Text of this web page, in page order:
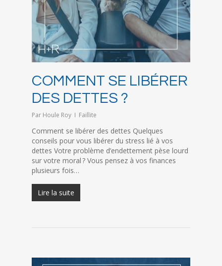
COMMENT SE LIBÉRER
DES DETTES ?
Par Houle Roy Faillite
Comment se libérer des dettes Quelques
conseils pour vous libérer du stress lié à vos
dettes Votre problème d’endettement pèse lourd
sur votre moral ? Vous pensez à vos finances
plusieurs fois…
Lire la suite